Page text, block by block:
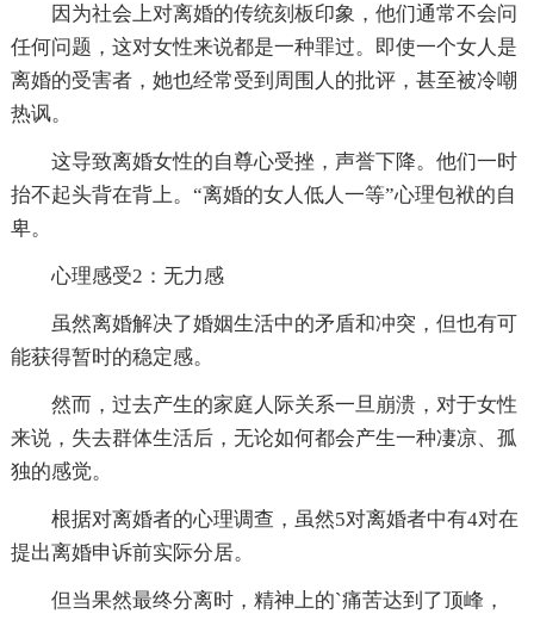
因为社会上对离婚的传统刻板印象，他们通常不会问
任何问题，这对女性来说都是一种罪过。即使一个女人是
离婚的受害者，她也经常受到周围人的批评，甚至被冷嘲
热讽。
这导致离婚女性的自尊心受挫，声誉下降。他们一时
抬不起头背在背上。“离婚的女人低人一等”心理包袱的自
卑。
心理感受2：无力感
虽然离婚解决了婚姻生活中的矛盾和冲突，但也有可
能获得暂时的稳定感。
然而，过去产生的家庭人际关系一旦崩溃，对于女性
来说，失去群体生活后，无论如何都会产生一种凄凉、孤
独的感觉。
根据对离婚者的心理调查，虽然5对离婚者中有4对在
提出离婚申诉前实际分居。
但当果然最终分离时，精神上的`痛苦达到了顶峰，